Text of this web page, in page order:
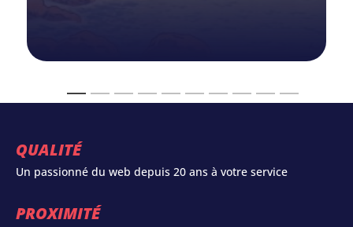
QUALITÉ
Un passionné du web depuis 20 ans à votre service
PROXIMITÉ